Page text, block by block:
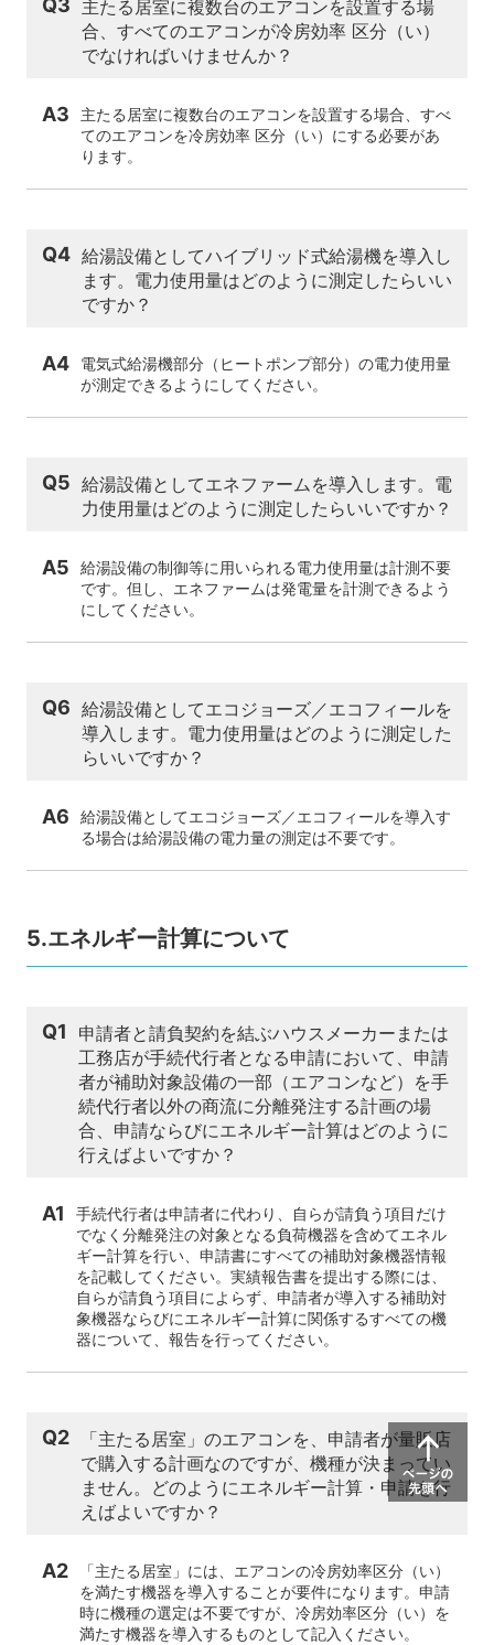
Q3 主たる居室に複数台のエアコンを設置する場
合、すべてのエアコンが冷房効率 区分（い）
でなければいけませんか？
A3
主たる居室に複数台のエアコンを設置する場合、すべ
てのエアコンを冷房効率 区分（い）にする必要があ
ります。
Q4 給湯設備としてハイブリッド式給湯機を導入し
ます。電力使用量はどのように測定したらいい
ですか？
A4
電気式給湯機部分（ヒートポンプ部分）の電力使用量
が測定できるようにしてください。
Q5 給湯設備としてエネファームを導入します。電
力使用量はどのように測定したらいいですか？
A5
給湯設備の制御等に用いられる電力使用量は計測不要
です。但し、エネファームは発電量を計測できるよう
にしてください。
Q6 給湯設備としてエコジョーズ／エコフィールを
導入します。電力使用量はどのように測定した
らいいですか？
A6
給湯設備としてエコジョーズ／エコフィールを導入す
る場合は給湯設備の電力量の測定は不要です。
5.エネルギー計算について
Q1
申請者と請負契約を結ぶハウスメーカーまたは
工務店が手続代行者となる申請において、申請
者が補助対象設備の一部（エアコンなど）を手
続代行者以外の商流に分離発注する計画の場
合、申請ならびにエネルギー計算はどのように
行えばよいですか？
A1
手続代行者は申請者に代わり、自らが請負う項目だけ
でなく分離発注の対象となる負荷機器を含めてエネル
ギー計算を行い、申請書にすべての補助対象機器情報
を記載してください。実績報告書を提出する際には、
自らが請負う項目によらず、申請者が導入する補助対
象機器ならびにエネルギー計算に関係するすべての機
器について、報告を行ってください。
Q2
「主たる居室」のエアコンを、申請者が量販店
で購入する計画なのですが、機種が決まってい
ません。どのようにエネルギー計算・申請を行
えばよいですか？
A2
「主たる居室」には、エアコンの冷房効率区分（い）
を満たす機器を導入することが要件になります。申請
時に機種の選定は不要ですが、冷房効率区分（い）を
満たす機器を導入するものとして記入ください。